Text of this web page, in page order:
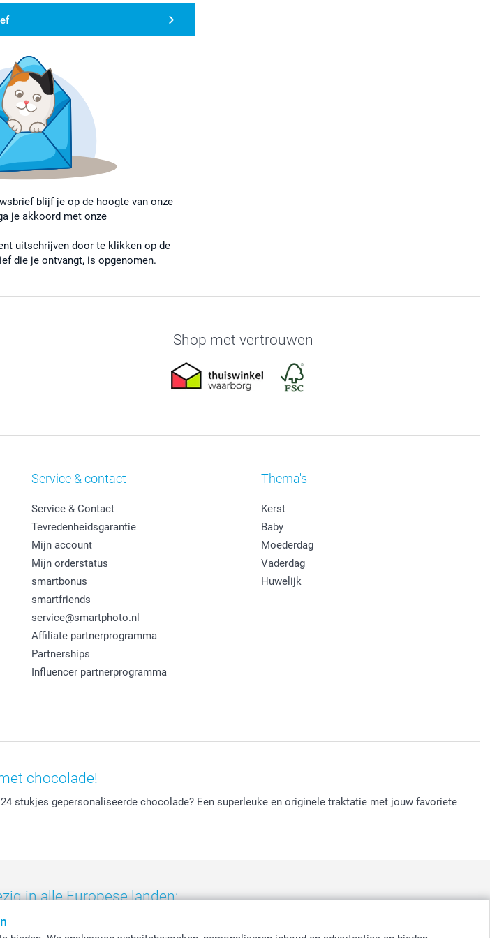
blijf je op de hoogte van onze
je akkoord met onze
uitschrijven door te klikken op de
die je ontvangt, is opgenomen.
Shop met vertrouwen
Service & contact
Service & Contact
Tevredenheidsgarantie
Mijn account
Mijn orderstatus
smartbonus
smartfriends
service@smartphoto.nl
Affiliate partnerprogramma
Partnerships
Influencer partnerprogramma
Thema's
Kerst
Baby
Moederdag
Vaderdag
Huwelijk
chocolade!
stukjes gepersonaliseerde chocolade? Een superleuke en originele traktatie met jouw favoriete
in alle Europese landen: